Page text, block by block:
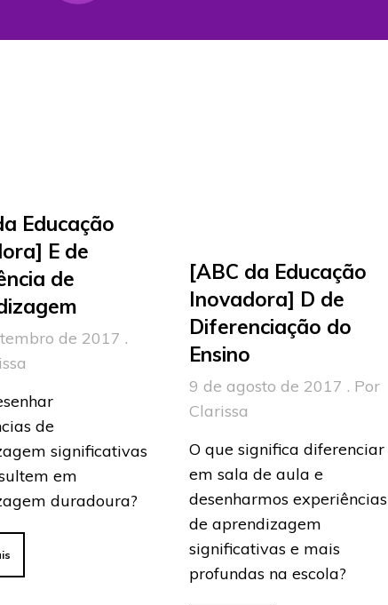
Educação
E de
de
de 2017 .
de
significativas
em
duradoura?
[ABC da Educação
Inovadora] D de
Diferenciação do
Ensino
9 de agosto de 2017 . Por
Clarissa
O que significa diferenciar
em sala de aula e
desenharmos experiências
de aprendizagem
significativas e mais
profundas na escola?